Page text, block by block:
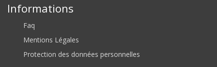
Informations
Faq
Mentions Légales
Protection des données personnelles